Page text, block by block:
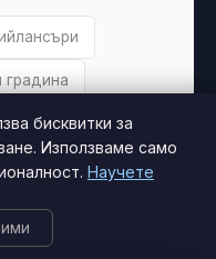
градина
електроника
бисквитки за
Използваме само
Научете